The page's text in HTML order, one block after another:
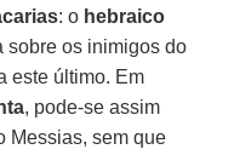
: o hebraico
sobre os inimigos do
este último. Em
, pode-se assim
Messias, sem que